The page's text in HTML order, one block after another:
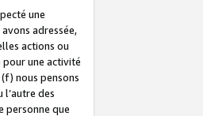
une
adressée,
actions ou
une activité
nous pensons
des
personne que